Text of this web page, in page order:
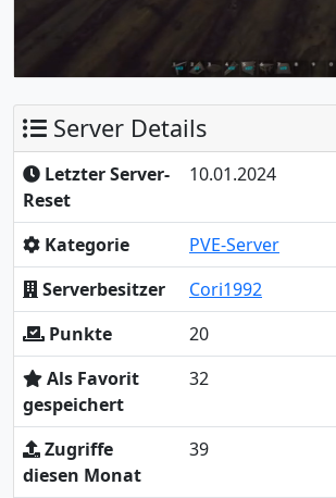
Server Details
Letzter Server-
Reset
10.01.2024
Kategorie
PVE-Server
Serverbesitzer
Cori1992
Punkte
20
Als Favorit
gespeichert
32
Zugriffe
diesen Monat
39